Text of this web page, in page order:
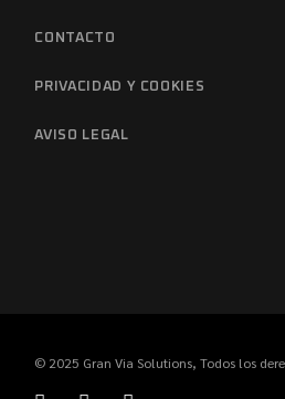
CONTACTO
PRIVACIDAD Y COOKIES
AVISO LEGAL
© 2025 Gran Via Solutions, Todos los